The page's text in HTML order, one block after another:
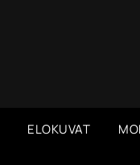
ELOKUVAT